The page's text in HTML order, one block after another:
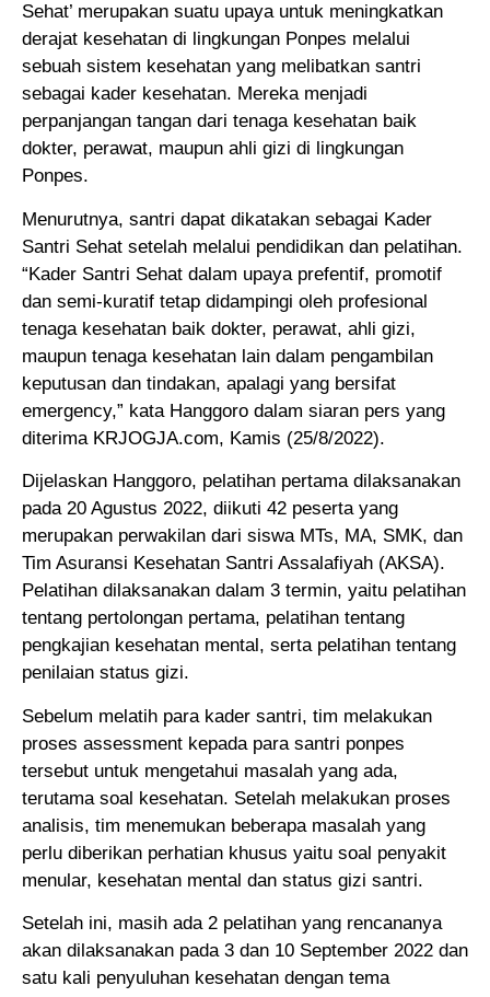
Sehat’ merupakan suatu upaya untuk meningkatkan
derajat kesehatan di lingkungan Ponpes melalui
sebuah sistem kesehatan yang melibatkan santri
sebagai kader kesehatan. Mereka menjadi
perpanjangan tangan dari tenaga kesehatan baik
dokter, perawat, maupun ahli gizi di lingkungan
Ponpes.
Menurutnya, santri dapat dikatakan sebagai Kader
Santri Sehat setelah melalui pendidikan dan pelatihan.
“Kader Santri Sehat dalam upaya prefentif, promotif
dan semi-kuratif tetap didampingi oleh profesional
tenaga kesehatan baik dokter, perawat, ahli gizi,
maupun tenaga kesehatan lain dalam pengambilan
keputusan dan tindakan, apalagi yang bersifat
emergency,” kata Hanggoro dalam siaran pers yang
diterima KRJOGJA.com, Kamis (25/8/2022).
Dijelaskan Hanggoro, pelatihan pertama dilaksanakan
pada 20 Agustus 2022, diikuti 42 peserta yang
merupakan perwakilan dari siswa MTs, MA, SMK, dan
Tim Asuransi Kesehatan Santri Assalafiyah (AKSA).
Pelatihan dilaksanakan dalam 3 termin, yaitu pelatihan
tentang pertolongan pertama, pelatihan tentang
pengkajian kesehatan mental, serta pelatihan tentang
penilaian status gizi.
Sebelum melatih para kader santri, tim melakukan
proses assessment kepada para santri ponpes
tersebut untuk mengetahui masalah yang ada,
terutama soal kesehatan. Setelah melakukan proses
analisis, tim menemukan beberapa masalah yang
perlu diberikan perhatian khusus yaitu soal penyakit
menular, kesehatan mental dan status gizi santri.
Setelah ini, masih ada 2 pelatihan yang rencananya
akan dilaksanakan pada 3 dan 10 September 2022 dan
satu kali penyuluhan kesehatan dengan tema